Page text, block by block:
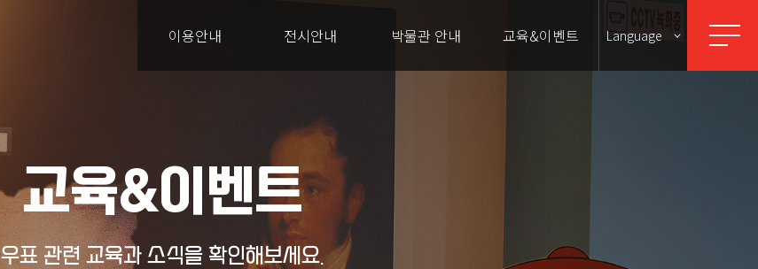
이용안내 전시안내 박물관 안내 교육&이벤트 Language
교육&이벤트
우표 관련 교육과 소식을 확인해보세요.